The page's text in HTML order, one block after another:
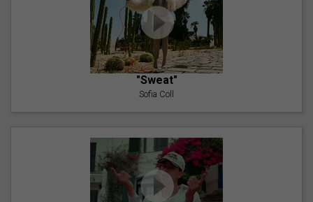
"Sweat"
Sofia Coll